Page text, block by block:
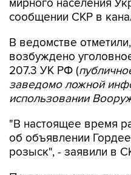
В ведомстве
207.3 УК РФ (
заведомо ложной
использовании
"В настоящее время
розыск", - заявили в
По данным открытых